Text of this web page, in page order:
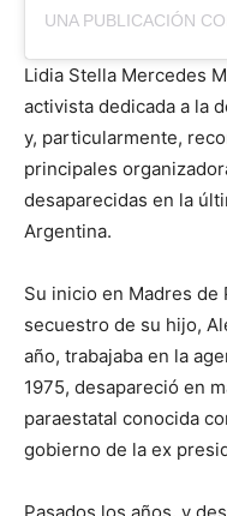
Lidia Stella Mercedes
activista dedicada a la
y, particularmente,
principales
desaparecidas en la
Argentina.
Su inicio en Madres de
secuestro de su hijo,
año, trabajaba en la
1975, desapareció en
paraestatal conocida
gobierno de la ex
Pasados los años, y